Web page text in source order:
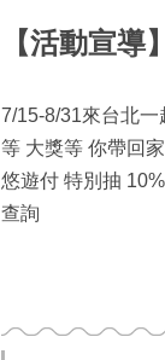
【活動宣
7/15-8/31來台北一
等 大獎等 你帶回
悠遊付 特別抽
查詢